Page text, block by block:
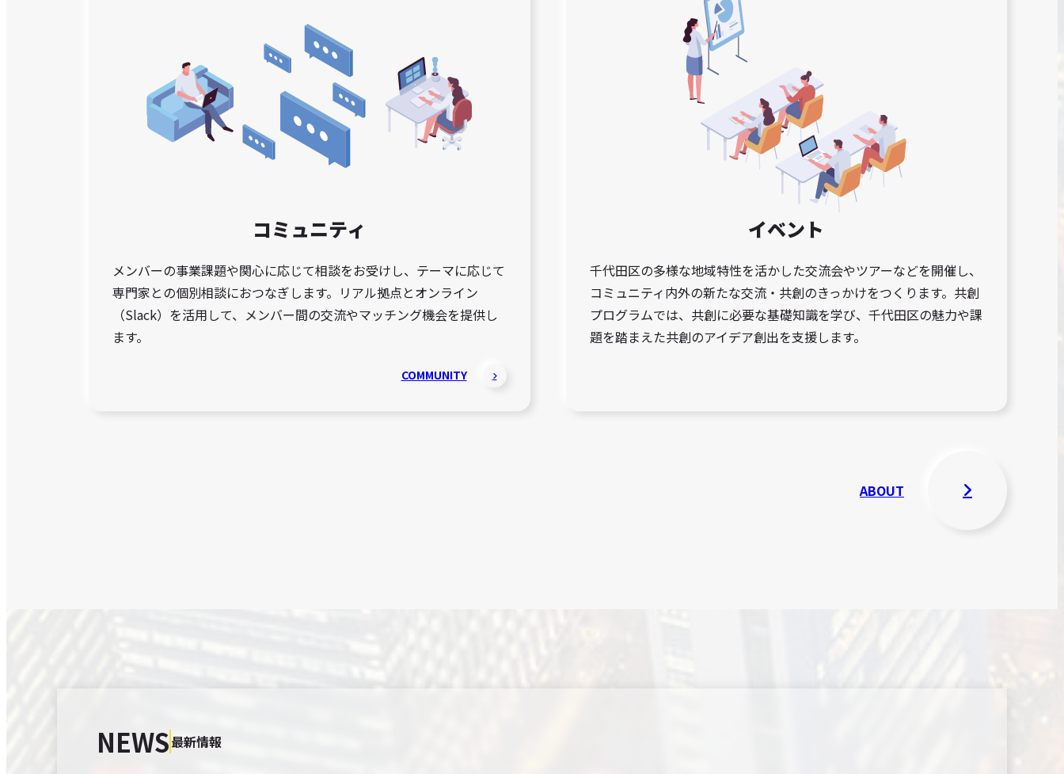
コミュニティ
メンバーの事業課題や関心に応じて相談をお受けし、テーマに応じて
専門家との個別相談におつなぎします。リアル拠点とオンライン
（Slack）を活用して、メンバー間の交流やマッチング機会を提供し
ます。
COMMUNITY
イベント
千代田区の多様な地域特性を活かした交流会やツアーなどを開催し、
コミュニティ内外の新たな交流・共創のきっかけをつくります。共創
プログラムでは、共創に必要な基礎知識を学び、千代田区の魅力や課
題を踏まえた共創のアイデア創出を支援します。
ABOUT
NEWS最新情報